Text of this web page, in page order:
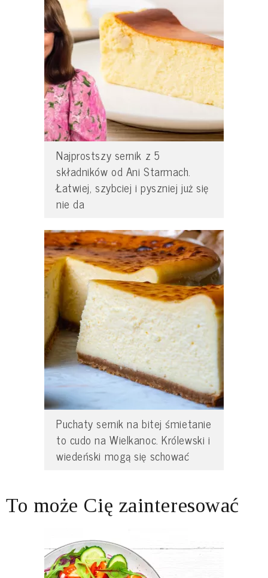
Najprostszy sernik z 5
składników od Ani Starmach.
Łatwiej, szybciej i pyszniej już się
nie da
Puchaty sernik na bitej śmietanie
to cudo na Wielkanoc. Królewski i
wiedeński mogą się schować
To może Cię zainteresować